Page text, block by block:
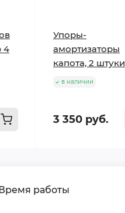
4
Упоры-
амортизаторы
капота, 2 штуки
в наличии
3 350 руб.
работы